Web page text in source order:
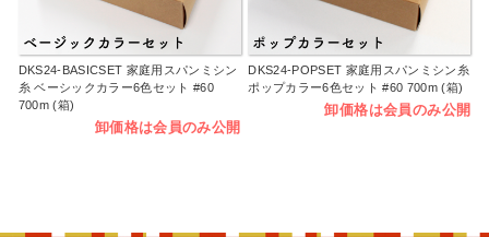
DKS24-BASICSET 家庭用スパンミシン
糸 ベーシックカラー6色セット #60
700m (箱)
卸価格は会員のみ公開
DKS24-POPSET 家庭用スパンミシン糸
ポップカラー6色セット #60 700m (箱)
卸価格は会員のみ公開